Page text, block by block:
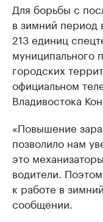
Для борьбы с
в зимний период
213 единиц
муниципального
городских
официальном
Владивостока
«Повышение
позволило нам
это
водители.
к работе в
сообщении.